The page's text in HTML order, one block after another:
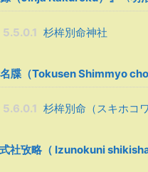
5.5.0.1 杉桙別命神社
名牒（Tokusen Shimmyo
5.6.0.1 杉桙別命（スキホコ
式社攷略（ Izunokuni